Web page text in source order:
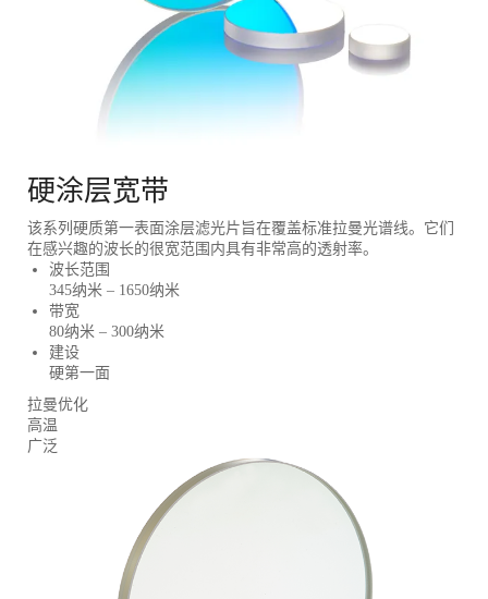
硬涂层宽带
该系列硬质第一表面涂层滤光片旨在覆盖标准拉曼光谱线。它们
在感兴趣的波长的很宽范围内具有非常高的透射率。
波长范围
345纳米 – 1650纳米
带宽
80纳米 – 300纳米
建设
硬第一面
拉曼优化
高温
广泛